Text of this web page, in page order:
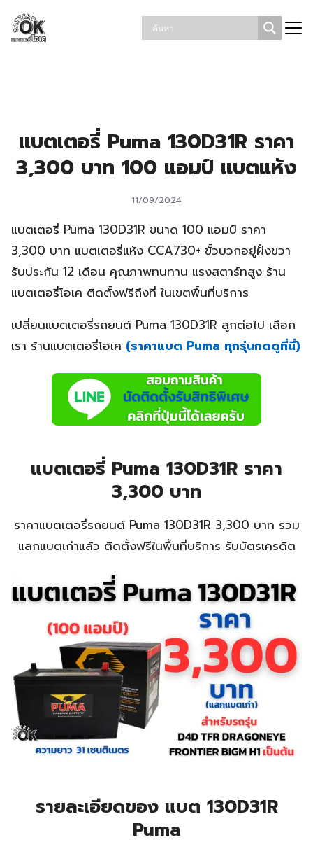
content
19.30
แบตเตอรี่ Puma 130D31R ราคา
3,300 บาท 100 แอมป์ แบตแห้ง
11/09/2024
แบตเตอรี่ Puma 130D31R ขนาด 100 แอมป์ ราคา
3,300 บาท แบตเตอรี่แห้ง CCA730+ ขั้วบวกอยู่ฝั่งขวา
รับประกัน 12 เดือน คุณภาพทนทาน แรงสตาร์ทสูง ร้าน
แบตเตอรี่โอเค ติดตั้งฟรีถึงที่ ในเขตพื้นที่บริการ
เปลี่ยนแบตเตอรี่รถยนต์ Puma 130D31R ลูกต่อไป เลือก
เรา ร้านแบตเตอรี่โอเค (ราคาแบต Puma ทุกรุ่นกดดูที่นี่)
แบตเตอรี่ Puma 130D31R ราคา
3,300 บาท
ราคาแบตเตอรี่รถยนต์ Puma 130D31R 3,300 บาท รวม
แลกแบตเก่าแล้ว ติดตั้งฟรีในพื้นที่บริการ รับบัตรเครดิต
รายละเอียดของ แบต 130D31R
Puma